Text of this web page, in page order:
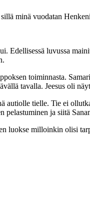
minä vuodatan
Edellisessä luvussa
toiminnasta.
tavalla. Jeesus oli
autiolle tielle. Tie ei
ja siitä
luokse milloinkin olisi